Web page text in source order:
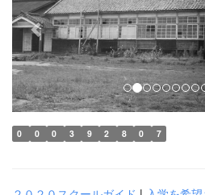
v
i
o
u
s
0 0 0 3 9 2 8 0 7